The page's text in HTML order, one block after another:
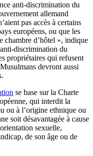
anti-discrimination du
allemand
pas accès à certains
européens, ou que les
chambre d’hôtel », indique
discrimination du
propriétaires qui refusent
devront aussi
se base sur la Charte
qui interdit la
ou à l’origine ethnique ou
soit désavantagée à cause
sexuelle,
de son âge ou de